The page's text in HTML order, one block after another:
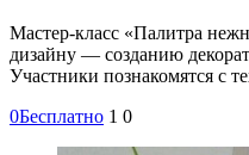
Мастер-класс «Палитра
дизайну — созданию
Участники познакомятся с
0Бесплатно 1 0